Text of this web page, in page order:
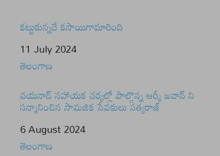
కట్టుకున్నదే కసాయిగామారింది
Date
11 July 2024
In relation to
తెలంగాణ
వయనాడ్ సహాయక చర్యల్లో పాల్గొన్న ఆర్మీ జవాన్ ని
సన్మానించిన సామజిక సేవకులు సత్యరాజ్
Date
6 August 2024
In relation to
తెలంగాణ